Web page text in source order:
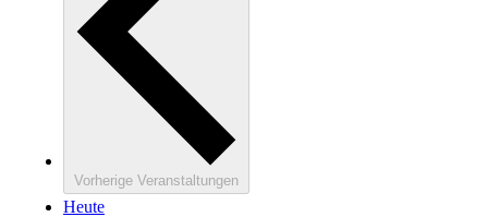
Vorherige Veranstaltungen
Heute